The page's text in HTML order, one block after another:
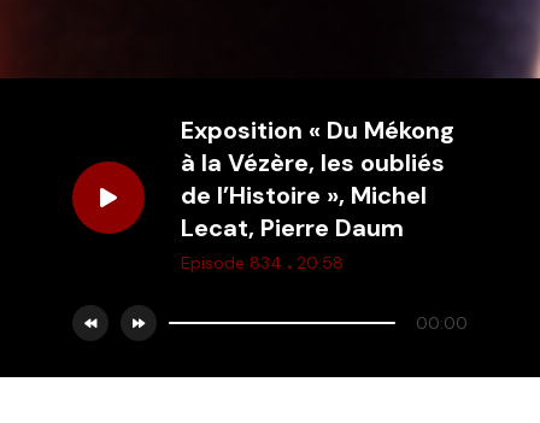
Exposition « Du Mékong
à la Vézère, les oubliés
de l’Histoire », Michel
Lecat, Pierre Daum
Episode 834 . 20:58
00:00